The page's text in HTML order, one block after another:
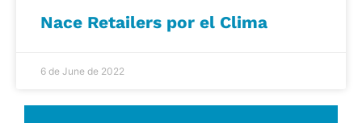
Nace Retailers por el Clima
6 de June de 2022